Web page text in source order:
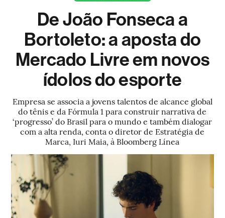
De João Fonseca a
Bortoleto: a aposta do
Mercado Livre em novos
ídolos do esporte
Empresa se associa a jovens talentos de alcance global
do tênis e da Fórmula 1 para construir narrativa de
‘progresso’ do Brasil para o mundo e também dialogar
com a alta renda, conta o diretor de Estratégia de
Marca, Iuri Maia, à Bloomberg Línea